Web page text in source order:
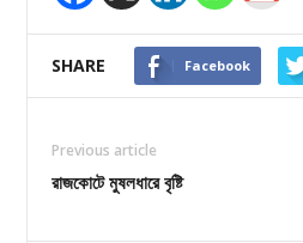
SHARE Facebook
Previous article
রাজকোটে মুষলধারে বৃষ্টি